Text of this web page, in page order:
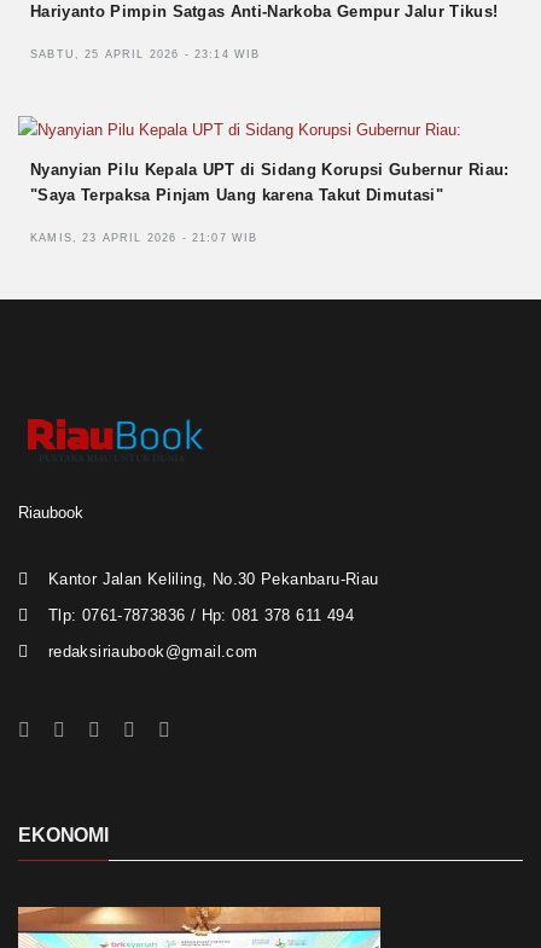
Hariyanto Pimpin Satgas Anti-Narkoba Gempur Jalur Tikus!
SABTU, 25 APRIL 2026 - 23:14 WIB
Nyanyian Pilu Kepala UPT di Sidang Korupsi Gubernur Riau:
"Saya Terpaksa Pinjam Uang karena Takut Dimutasi"
KAMIS, 23 APRIL 2026 - 21:07 WIB
Riaubook
Kantor Jalan Keliling, No.30 Pekanbaru-Riau
Tlp: 0761-7873836 / Hp: 081 378 611 494
redaksiriaubook@gmail.com
EKONOMI